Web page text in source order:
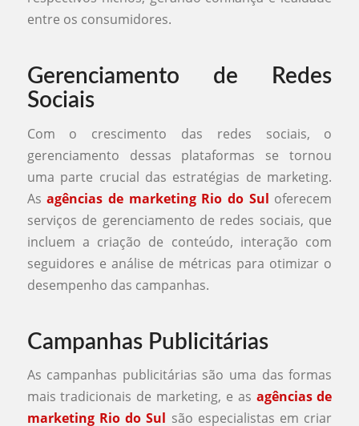
entre os consumidores.
Gerenciamento de Redes
Sociais
Com o crescimento das redes sociais, o
gerenciamento dessas plataformas se tornou
uma parte crucial das estratégias de marketing.
Asagências de marketing Rio do Sul oferecem
serviços de gerenciamento de redes sociais, que
incluem a criação de conteúdo, interação com
seguidores e análise de métricas para otimizar o
desempenho das campanhas.
Campanhas Publicitárias
As campanhas publicitárias são uma das formas
mais tradicionais de marketing, e as agências de
marketing Rio do Sul são especialistas em criar